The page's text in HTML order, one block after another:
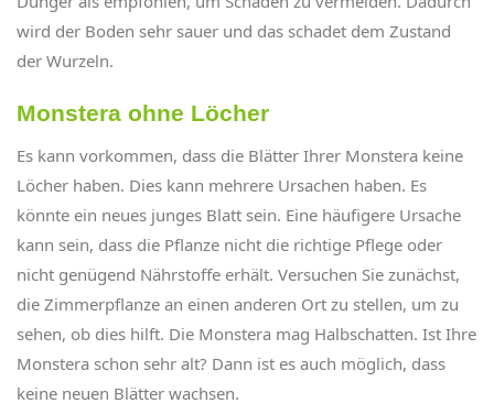
wird der Boden sehr sauer und das schadet dem Zustand
der Wurzeln.
Monstera ohne Löcher
Es kann vorkommen, dass die Blätter Ihrer Monstera keine
Löcher haben. Dies kann mehrere Ursachen haben. Es
könnte ein neues junges Blatt sein. Eine häufigere Ursache
kann sein, dass die Pflanze nicht die richtige Pflege oder
nicht genügend Nährstoffe erhält. Versuchen Sie zunächst,
die Zimmerpflanze an einen anderen Ort zu stellen, um zu
sehen, ob dies hilft. Die Monstera mag Halbschatten. Ist Ihre
Monstera schon sehr alt? Dann ist es auch möglich, dass
keine neuen Blätter wachsen.